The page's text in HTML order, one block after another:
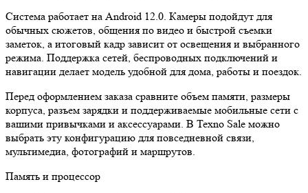
Система работает на Android 12.0. Камеры подойдут для
обычных сюжетов, общения по видео и быстрой съемки
заметок, а итоговый кадр зависит от освещения и выбранного
режима. Поддержка сетей, беспроводных подключений и
навигации делает модель удобной для дома, работы и поездок.
Перед оформлением заказа сравните объем памяти, размеры
корпуса, разъем зарядки и поддерживаемые мобильные сети с
вашими привычками и аксессуарами. В Texno Sale можно
выбрать эту конфигурацию для повседневной связи,
мультимедиа, фотографий и маршрутов.
Память и процессор